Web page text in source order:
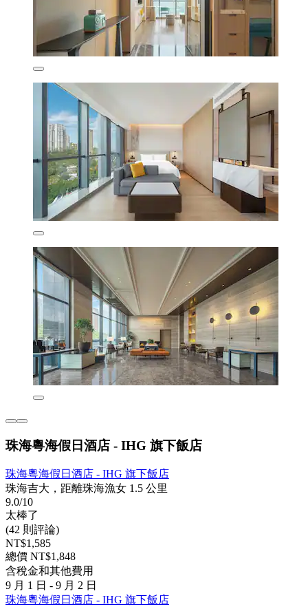
珠海粵海假日酒店 - IHG 旗下飯店
珠海粵海假日酒店 - IHG 旗下飯店
珠海吉大，距離珠海漁女 1.5 公里
9.0/10
太棒了
(42 則評論)
NT$1,585
總價 NT$1,848
含稅金和其他費用
9 月 1 日 - 9 月 2 日
珠海粵海假日酒店 - IHG 旗下飯店